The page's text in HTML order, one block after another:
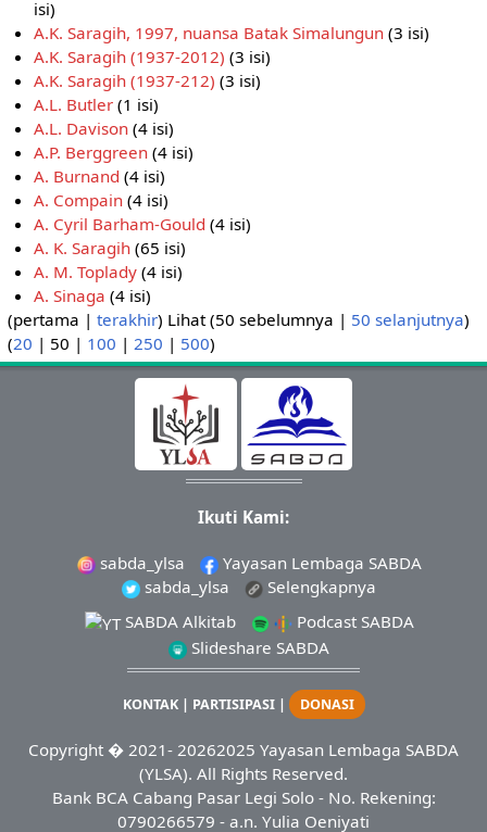
isi)
A.K. Saragih, 1997, nuansa Batak Simalungun (3 isi)
A.K. Saragih (1937-2012) (3 isi)
A.K. Saragih (1937-212) (3 isi)
A.L. Butler (1 isi)
A.L. Davison (4 isi)
A.P. Berggreen (4 isi)
A. Burnand (4 isi)
A. Compain (4 isi)
A. Cyril Barham-Gould (4 isi)
A. K. Saragih (65 isi)
A. M. Toplady (4 isi)
A. Sinaga (4 isi)
(pertama | terakhir) Lihat (50 sebelumnya | 50 selanjutnya)
(20 | 50 | 100 | 250 | 500)
Ikuti Kami:
sabda_ylsa
Yayasan Lembaga SABDA
sabda_ylsa
Selengkapnya
SABDA Alkitab
Podcast SABDA
Slideshare SABDA
KONTAK| PARTISIPASI| DONASI
Copyright � 2021- 20262025 Yayasan Lembaga SABDA
(YLSA). All Rights Reserved.
Bank BCA Cabang Pasar Legi Solo - No. Rekening:
0790266579 - a.n. Yulia Oeniyati